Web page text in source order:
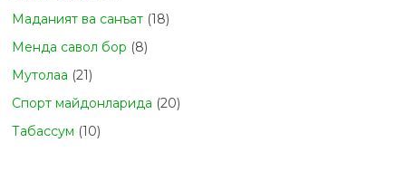
Маданият ва санъат (18)
Менда савол бор (8)
Мутолаа (21)
Спорт майдонларида (20)
Табасcум (10)